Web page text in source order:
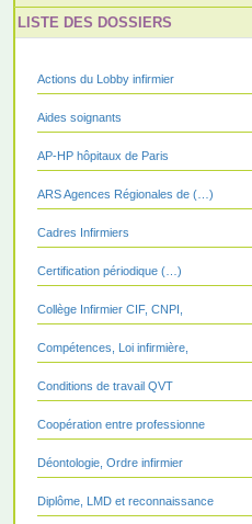
LISTE DES DOSSIERS
Actions du Lobby infirmier
Aides soignants
AP-HP hôpitaux de Paris
ARS Agences Régionales de (…)
Cadres Infirmiers
Certification périodique (…)
Collège Infirmier CIF, CNPI,
Compétences, Loi infirmière,
Conditions de travail QVT
Coopération entre professionne
Déontologie, Ordre infirmier
Diplôme, LMD et reconnaissance